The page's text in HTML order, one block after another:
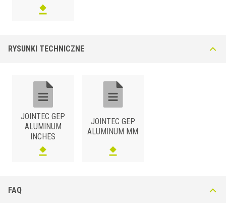
ALUMINUM/ NATURALNE
GEP 200 AN51
GEP 500 AN51
RYSUNKI TECHNICZNE
JOINTEC GEP
ALUMINUM
INCHES
JOINTEC GEP
ALUMINUM MM
FAQ